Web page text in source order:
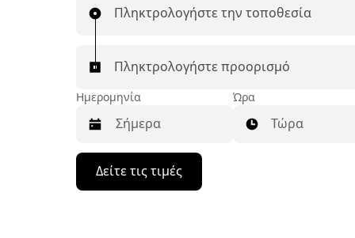
Πληκτρολογήστε την τοποθεσία
Πληκτρολογήστε προορισμό
Ημερομηνία
Πατήστε
πλήκτρο
Ώρα
Τώρα
Δείτε τις τιμές